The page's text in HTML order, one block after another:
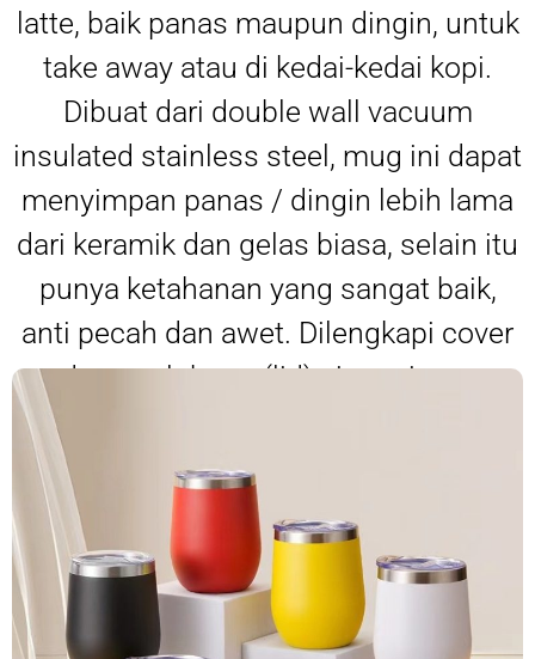
latte, baik panas maupun dingin, untuk
take away atau di kedai-kedai kopi.
Dibuat dari double wall vacuum
insulated stainless steel, mug ini dapat
menyimpan panas / dingin lebih lama
dari keramik dan gelas biasa, selain itu
punya ketahanan yang sangat baik,
anti pecah dan awet. Dilengkapi cover
dengan lubang (lid) siap minum